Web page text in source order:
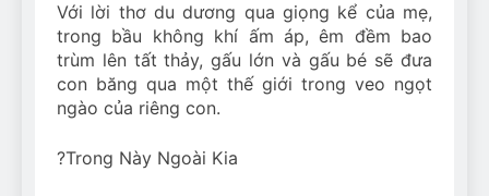
Với lời thơ du dương qua giọng kể của mẹ,
trong bầu không khí ấm áp, êm đềm bao
trùm lên tất thảy, gấu lớn và gấu bé sẽ đưa
con băng qua một thế giới trong veo ngọt
ngào của riêng con.
?Trong Này Ngoài Kia